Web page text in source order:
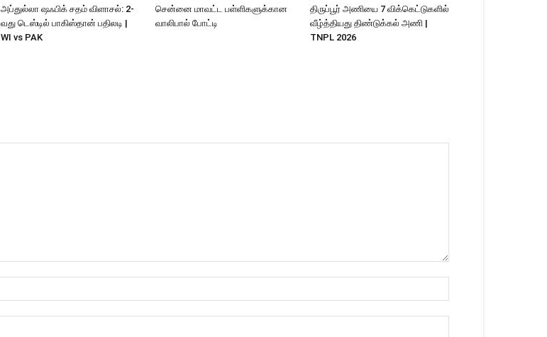
அப்​துல்​லா ஷஃபிக் சதம் விளாசல்​: 2-
வது டெஸ்டில் பாகிஸ்தான் பதிலடி |
WI vs PAK
சென்னை மாவட்ட பள்ளிகளுக்​கான
வாலிபால் போட்டி
திருப்பூர் அணியை 7 விக்கெட்டுகளில்
வீழ்த்தியது திண்டுக்கல் அணி |
TNPL 2026